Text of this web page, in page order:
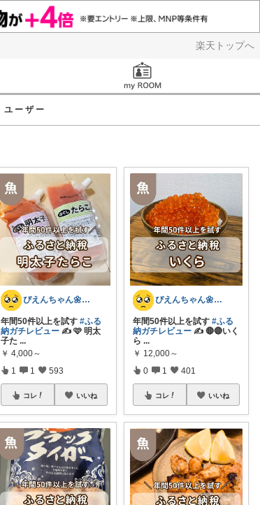
楽天トップへ
ユーザー
ぴえんちゃん🌼爆買い比較ママ
年間50件以上を試す#ふる
納ガチレビュー ✍️ 🩷 明太
子た ...
￥ 4,000～
1 1 593
コレ いいね
ぴえんちゃん🌼爆買い比較ママ
年間50件以上を試す#ふる
納ガチレビュー ✍️ 🔴🔴いく
ら...
￥ 12,000～
0 1 401
コレ いいね